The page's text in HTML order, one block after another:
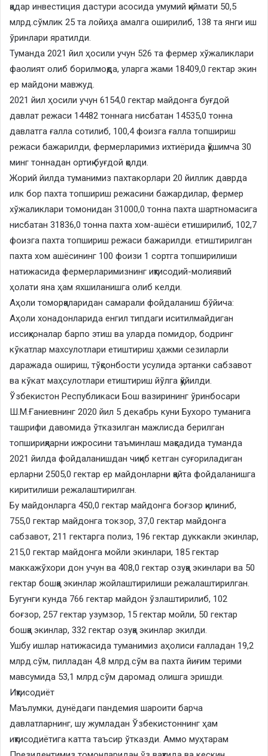
қадар инвестиция дастури асосида умумий қиймати 50,5
млрд.сўмлик 25 та лойиҳа амалга оширилиб, 138 та янги иш
ўринлари яратилди.
Туманда 2021 йил ҳосили учун 526 та фермер хўжаликлари
фаолият олиб борилмоқда, уларга жами 18409,0 гектар экин
ер майдони мавжуд.
2021 йил ҳосили учун 6154,0 гектар майдонга буғдой
давлат режаси 14482 тоннага нисбатан 14535,0 тонна
давлатга ғалла сотилиб, 100,4 фоизга ғалла топшириш
режаси бажарилди, фермерларимиз ихтиёрида қўшимча 30
минг тоннадан ортиқ буғдой қолди.
Жорий йилда туманимиз пахтакорлари 20 йиллик даврда
илк бор пахта топшириш режасини бажардилар, фермер
хўжаликлари томонидан 31000,0 тонна пахта шартномасига
нисбатан 31836,0 тонна пахта хом-ашёси етиширилиб, 102,7
фоизга пахта топшириш режаси бажарилди. етиштирилган
пахта хом ашёсининг 100 фоизи 1 сортга топширилиши
натижасида фермерларимизнинг иқтисодий-молиявий
ҳолати яна ҳам яхшиланишга олиб келди.
Аҳоли томорқаларидан самарали фойдаланиш бўйича:
Аҳоли хонадонларида енгил типдаги иситилмайдиган
иссиқхоналар барпо этиш ва уларда помидор, бодринг
кўкатлар махсулотлари етиштириш ҳажми сезиларли
даражада ошириш, тўқсонбости усулида эртанки сабзавот
ва кўкат маҳсулотлари етиштириш йўлга қўйилди.
Ўзбекистон Республикаси Бош вазирининг ўринбосари
Ш.М.Ғаниевнинг 2020 йил 5 декабрь куни Бухоро туманига
ташрифи давомида ўтказилган мажлисда берилган
топшириқларни ижросини таъминлаш мақсадида туманда
2021 йилда фойдаланишдан чиқиб кетган суғориладиган
ерларни 2505,0 гектар ер майдонларни қайта фойдаланишга
киритилиши режалаштирилган.
Бу майдонларга 450,0 гектар майдонга боғзор қилиниб,
755,0 гектар майдонга токзор, 37,0 гектар майдонга
сабзавот, 211 гектарга полиз, 196 гектар дуккакли экинлар,
215,0 гектар майдонга мойли экинлари, 185 гектар
маккажўхори дон учун ва 408,0 гектар озуқа экинлари ва 50
гектар бошқа экинлар жойлаштирилиши режалаштирилган.
Бугунги кунда 766 гектар майдон ўзлаштирилиб, 102
боғзор, 257 гектар узумзор, 15 гектар мойли, 50 гектар
бошқа экинлар, 332 гектар озуқа экинлар экилди.
Ушбу ишлар натижасида туманимиз аҳолиси ғалладан 19,2
млрд.сўм, пилладан 4,8 млрд.сўм ва пахта йиғим терими
мавсумида 53,1 млрд.сўм даромад олишга эришди.
Иқтисодиёт
Маълумки, дунёдаги пандемия шароити барча
давлатларнинг, шу жумладан Ўзбекистоннинг ҳам
иқтисодиётига катта таъсир ўтказди. Аммо муҳтарам